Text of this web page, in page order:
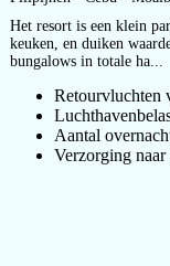
Het resort is een klein
keuken, en duiken
bungalows in totale ha...
Retourvluchten
Aantal
Verzorging